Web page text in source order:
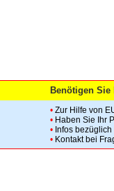
Benötigen Sie
• Zur Hilfe von
• Haben Sie Ihr
• Infos
• Kontakt bei